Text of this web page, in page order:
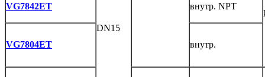
DN15
VG7842ET внутр. NPT
VG7804ET внутр.